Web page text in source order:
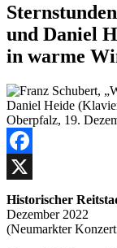
und Daniel
in warme
Facebook
X
Historischer
Dezember 2022
(Neumarkter